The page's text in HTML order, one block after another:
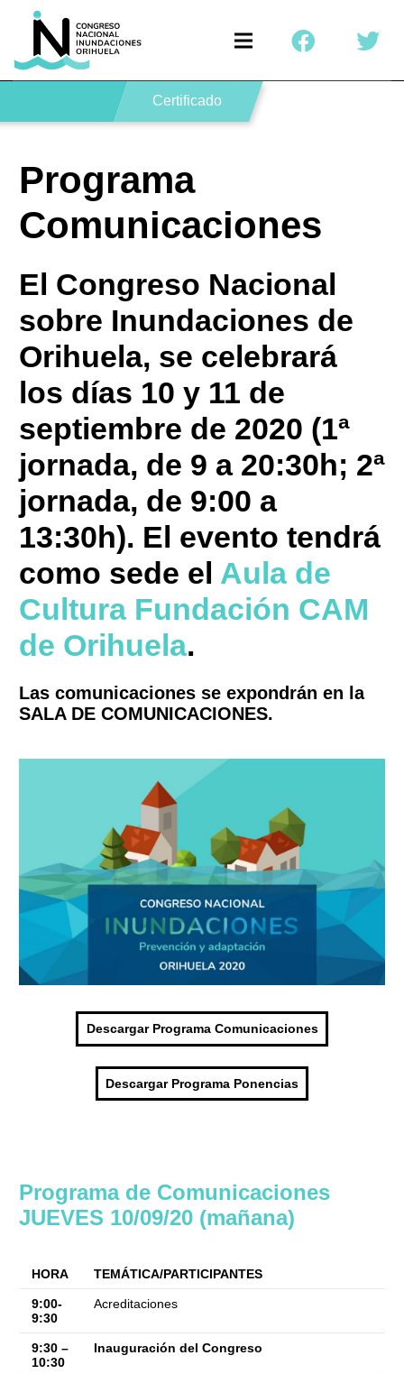
Certificado
Programa
Comunicaciones
El Congreso Nacional
sobre Inundaciones de
Orihuela, se celebrará
los días 10 y 11 de
septiembre de 2020 (1ª
jornada, de 9 a 20:30h; 2ª
jornada, de 9:00 a
13:30h). El evento tendrá
como sede el Aula de
Cultura Fundación CAM
de Orihuela.
Las comunicaciones se expondrán en la
SALA DE COMUNICACIONES.
Descargar Programa Comunicaciones
Descargar Programa Ponencias
Programa de Comunicaciones
JUEVES 10/09/20 (mañana)
HORA TEMÁTICA/PARTICIPANTES
9:00-
9:30
Acreditaciones
9:30 –
10:30
Inauguración del Congreso